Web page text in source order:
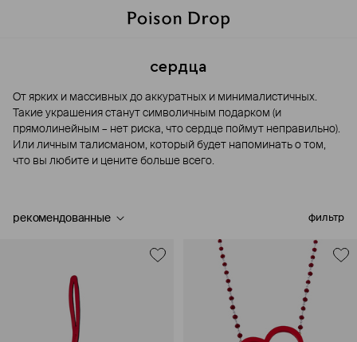
сердца
От ярких и массивных до аккуратных и минималистичных.
Такие украшения станут символичным подарком (и
прямолинейным – нет риска, что сердце поймут неправильно).
Или личным талисманом, который будет напоминать о том,
что вы любите и цените больше всего.
фильтр
рекомендованные